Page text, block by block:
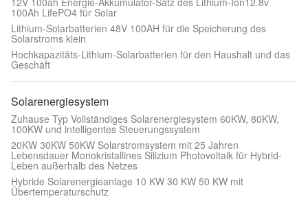
100Ah LifePO4 für Solar
Lithium-Solarbatterien 48V 100AH für die Speicherung des
Solarstroms klein
Hochkapazitäts-Lithium-Solarbatterien für den Haushalt und das
Geschäft
Solarenergiesystem
Zuhause Typ Vollständiges Solarenergiesystem 60KW, 80KW,
100KW und intelligentes Steuerungssystem
20KW 30KW 50KW Solarstromsystem mit 25 Jahren
Lebensdauer Monokristallines Silizium Photovoltaik für Hybrid-
Leben außerhalb des Netzes
Hybride Solarenergieanlage 10 KW 30 KW 50 KW mit
Übertemperaturschutz